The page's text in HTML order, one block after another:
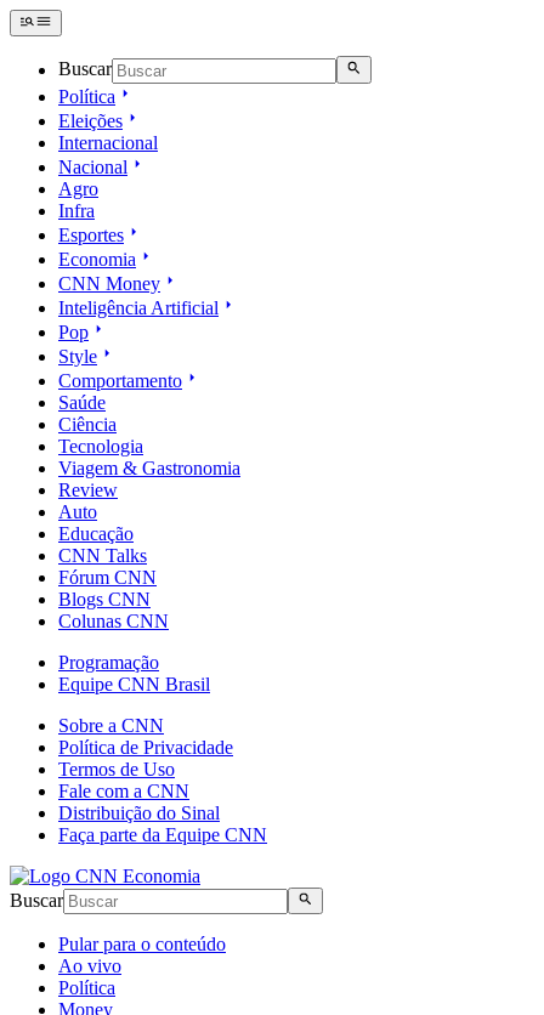
Buscar
Política
Eleições
Internacional
Nacional
Agro
Infra
Esportes
Economia
CNN Money
Inteligência Artificial
Pop
Style
Comportamento
Saúde
Ciência
Tecnologia
Viagem & Gastronomia
Review
Auto
Educação
CNN Talks
Fórum CNN
Blogs CNN
Colunas CNN
Programação
Equipe CNN Brasil
Sobre a CNN
Política de Privacidade
Termos de Uso
Fale com a CNN
Distribuição do Sinal
Faça parte da Equipe CNN
Buscar
Pular para o conteúdo
Ao vivo
Política
Money